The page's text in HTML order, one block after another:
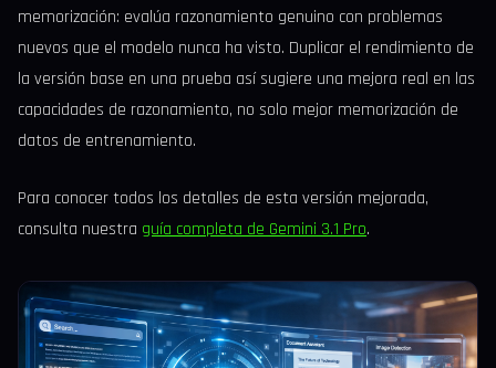
memorización: evalúa razonamiento genuino con problemas
nuevos que el modelo nunca ha visto. Duplicar el rendimiento de
la versión base en una prueba así sugiere una mejora real en las
capacidades de razonamiento, no solo mejor memorización de
datos de entrenamiento.
Para conocer todos los detalles de esta versión mejorada,
consulta nuestra guía completa de Gemini 3.1 Pro.